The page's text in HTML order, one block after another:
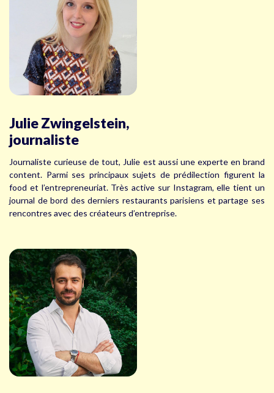
Julie Zwingelstein,
journaliste
Journaliste curieuse de tout, Julie est aussi une experte en brand
content. Parmi ses principaux sujets de prédilection figurent la
food et l’entrepreneuriat. Très active sur Instagram, elle tient un
journal de bord des derniers restaurants parisiens et partage ses
rencontres avec des créateurs d’entreprise.